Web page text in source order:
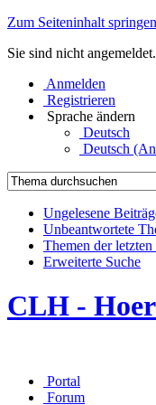
Zum Seiteninhalt springen
Sie sind nicht angemeldet.
Anmelden
Registrieren
Sprache ändern
Deutsch
Deutsch
Ungelesene
Unbeantwortete
Themen der letzten
Erweiterte Suche
CLH -
Portal
Forum